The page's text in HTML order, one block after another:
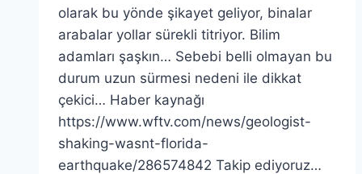
olarak bu yönde şikayet geliyor, binalar
arabalar yollar sürekli titriyor. Bilim
adamları şaşkın… Sebebi belli olmayan bu
durum uzun sürmesi nedeni ile dikkat
çekici… Haber kaynağı
https://www.wftv.com/news/geologist-
shaking-wasnt-florida-
earthquake/286574842 Takip ediyoruz…